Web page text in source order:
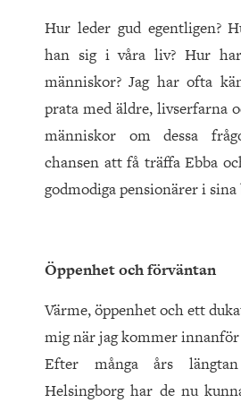
Hur leder gud egentligen?
han sig i våra liv? Hur
människor? Jag har ofta
prata med äldre, livserfarna
människor om dessa
chansen att få träffa Ebba
godmodiga pensionärer i sina
Öppenhet och förväntan
Värme, öppenhet och ett
mig när jag kommer
Efter många års
Helsingborg har de nu